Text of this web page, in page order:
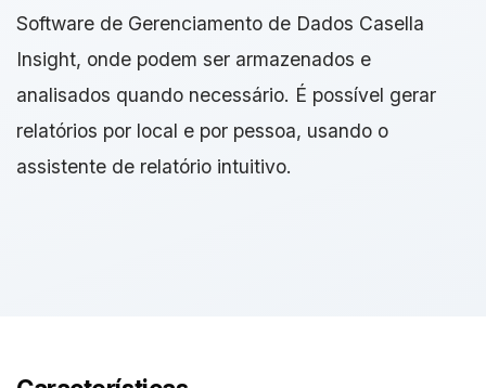
Software de Gerenciamento de Dados Casella
Insight, onde podem ser armazenados e
analisados quando necessário. É possível gerar
relatórios por local e por pessoa, usando o
assistente de relatório intuitivo.